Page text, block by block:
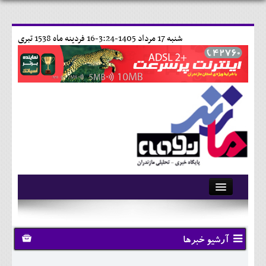
16 فردينه ماه 1538 تبری شنبه 17 مرداد 1405-3:24-
آرشیو
تماس با ما
وبلاگ
آرشیو خبرها